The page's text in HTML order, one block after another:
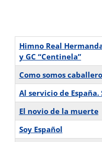
Himno Real
y GC “Centinela”
Como somos
Al servicio de España.
El novio de la muerte
Soy Español